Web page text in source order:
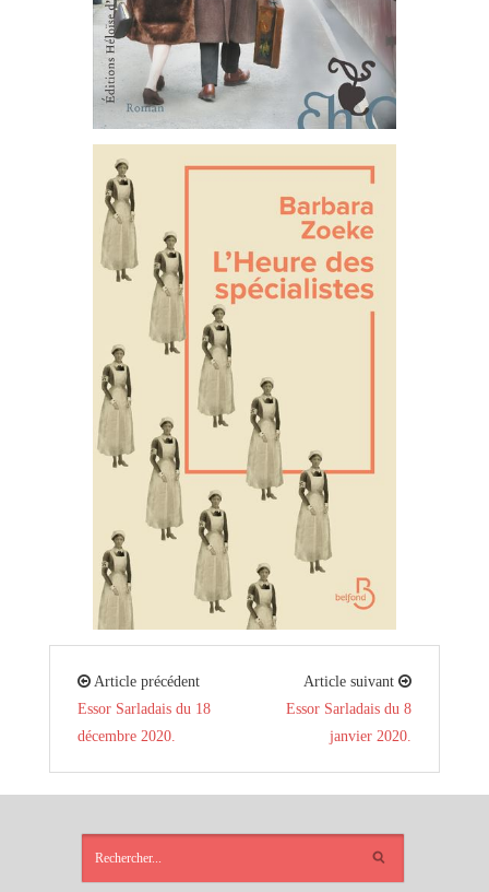
Article précédent
Essor Sarladais du 18
décembre 2020.
Article suivant
Essor Sarladais du 8
janvier 2020.